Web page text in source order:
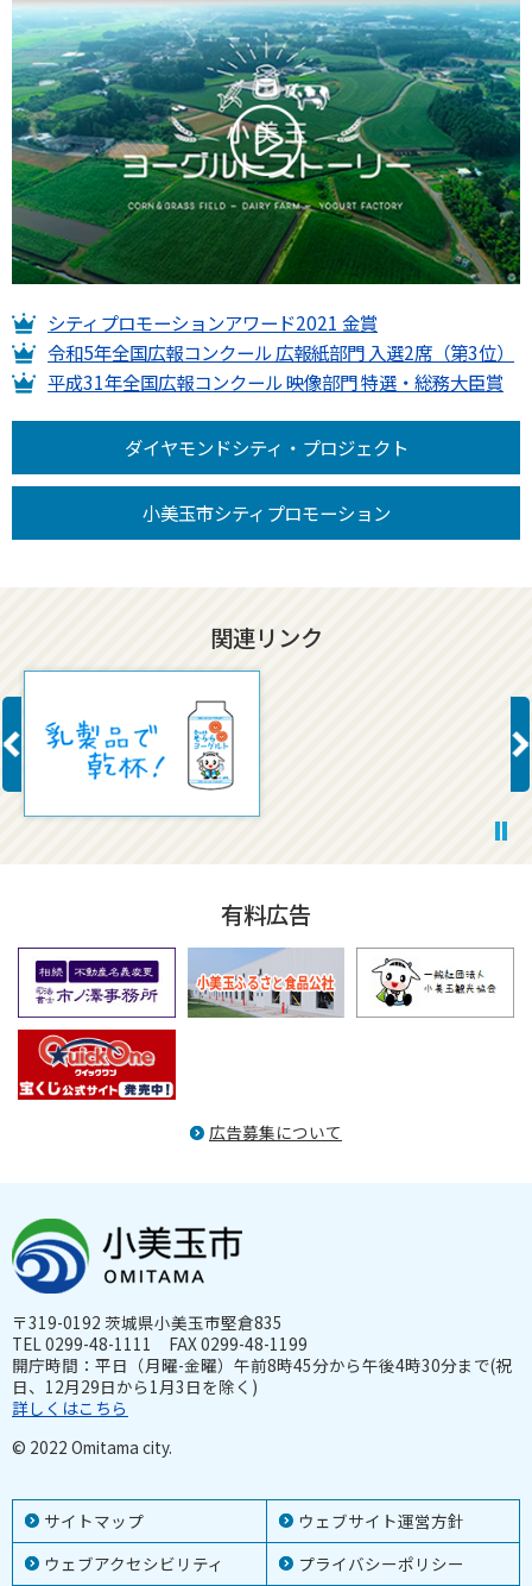
シティプロモーションアワード2021 金賞
令和5年全国広報コンクール 広報紙部門 入選2席（第3位）
平成31年全国広報コンクール 映像部門 特選・総務大臣賞
ダイヤモンドシティ・プロジェクト
小美玉市シティプロモーション
関連リンク
有料広告